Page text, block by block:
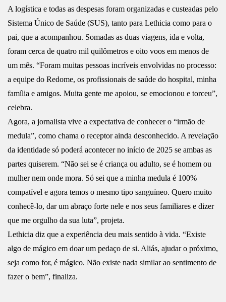
A logística e todas as despesas foram organizadas e custeadas pelo
Sistema Único de Saúde (SUS), tanto para Lethicia como para o
pai, que a acompanhou. Somadas as duas viagens, ida e volta,
foram cerca de quatro mil quilômetros e oito voos em menos de
um mês. “Foram muitas pessoas incríveis envolvidas no processo:
a equipe do Redome, os profissionais de saúde do hospital, minha
família e amigos. Muita gente me apoiou, se emocionou e torceu”,
celebra.
Agora, a jornalista vive a expectativa de conhecer o “irmão de
medula”, como chama o receptor ainda desconhecido. A revelação
da identidade só poderá acontecer no início de 2025 se ambas as
partes quiserem. “Não sei se é criança ou adulto, se é homem ou
mulher nem onde mora. Só sei que a minha medula é 100%
compatível e agora temos o mesmo tipo sanguíneo. Quero muito
conhecê-lo, dar um abraço forte nele e nos seus familiares e dizer
que me orgulho da sua luta”, projeta.
Lethicia diz que a experiência deu mais sentido à vida. “Existe
algo de mágico em doar um pedaço de si. Aliás, ajudar o próximo,
seja como for, é mágico. Não existe nada similar ao sentimento de
fazer o bem”, finaliza.